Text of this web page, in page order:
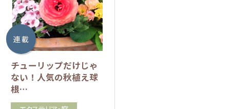
連 載
チューリップだけじゃ
ない！人気の秋植え球
根…